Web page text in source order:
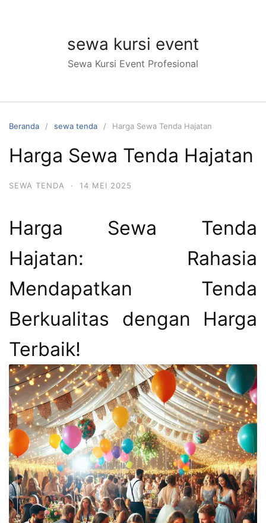
sewa kursi event
Sewa Kursi Event Profesional
Beranda sewa tenda Harga Sewa Tenda Hajatan
Harga Sewa Tenda Hajatan
SEWA TENDA · 14 MEI 2025
Harga Sewa Tenda
Hajatan: Rahasia
Mendapatkan Tenda
Berkualitas dengan Harga
Terbaik!